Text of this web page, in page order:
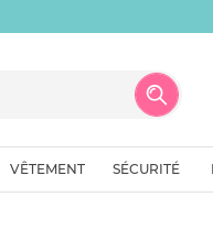
VÊTEMENT SÉCURITÉ